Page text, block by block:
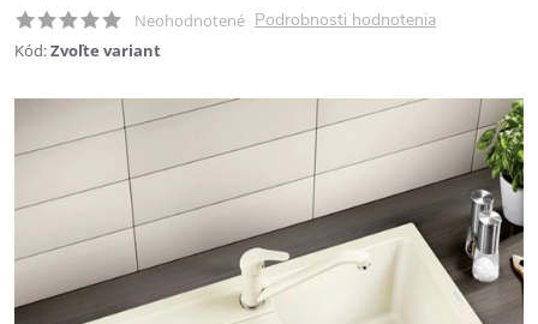
Neohodnotené Podrobnosti hodnotenia
Kód:Zvoľte variant